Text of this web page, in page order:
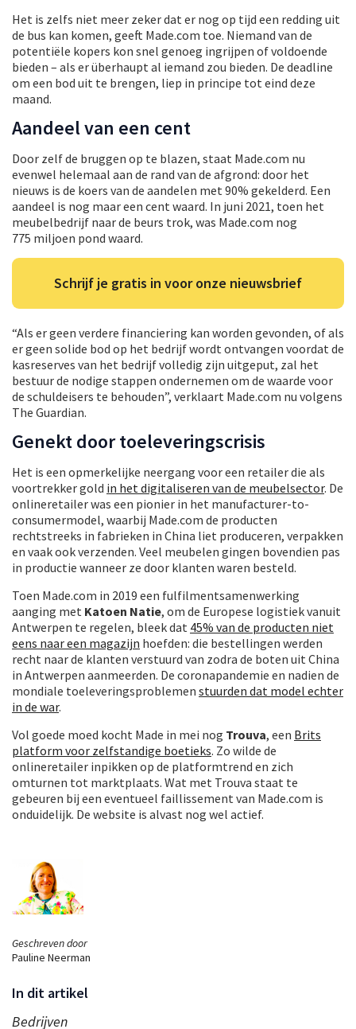
Geschreven door
Pauline Neerman
In dit artikel
Bedrijven
Het is zelfs niet meer zeker dat er nog op tijd een redding uit
de bus kan komen, geeft Made.com toe. Niemand van de
potentiële kopers kon snel genoeg ingrijpen of voldoende
bieden – als er überhaupt al iemand zou bieden. De deadline
om een bod uit te brengen, liep in principe tot eind deze
maand.
Aandeel van een cent
Door zelf de bruggen op te blazen, staat Made.com nu
evenwel helemaal aan de rand van de afgrond: door het
nieuws is de koers van de aandelen met 90% gekelderd. Een
aandeel is nog maar een cent waard. In juni 2021, toen het
meubelbedrijf naar de beurs trok, was Made.com nog
775 miljoen pond waard.
Schrijf je gratis in voor onze nieuwsbrief
“Als er geen verdere financiering kan worden gevonden, of als
er geen solide bod op het bedrijf wordt ontvangen voordat de
kasreserves van het bedrijf volledig zijn uitgeput, zal het
bestuur de nodige stappen ondernemen om de waarde voor
de schuldeisers te behouden”, verklaart Made.com nu volgens
The Guardian.
Genekt door toeleveringscrisis
Het is een opmerkelijke neergang voor een retailer die als
voortrekker gold in het digitaliseren van de meubelsector. De
onlineretailer was een pionier in het manufacturer-to-
consumermodel, waarbij Made.com de producten
rechtstreeks in fabrieken in China liet produceren, verpakken
en vaak ook verzenden. Veel meubelen gingen bovendien pas
in productie wanneer ze door klanten waren besteld.
Toen Made.com in 2019 een fulfilmentsamenwerking
aanging met Katoen Natie, om de Europese logistiek vanuit
Antwerpen te regelen, bleek dat 45% van de producten niet
eens naar een magazijn hoefden: die bestellingen werden
recht naar de klanten verstuurd van zodra de boten uit China
in Antwerpen aanmeerden. De coronapandemie en nadien de
mondiale toeleveringsproblemen stuurden dat model echter
in de war.
Vol goede moed kocht Made in mei nog Trouva, een Brits
platform voor zelfstandige boetieks. Zo wilde de
onlineretailer inpikken op de platformtrend en zich
omturnen tot marktplaats. Wat met Trouva staat te
gebeuren bij een eventueel faillissement van Made.com is
onduidelijk. De website is alvast nog wel actief.